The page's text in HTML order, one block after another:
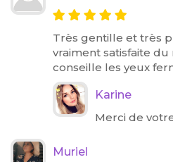
Très gentille et très
vraiment satisfaite du
conseille les yeux
Karine
Merci de
Muriel